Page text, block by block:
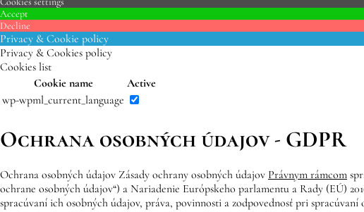
Accept
Decline
Privacy & Cookie policy
Privacy & Cookies policy
Cookies list
Cookie name
Active
wp-wpml_current_language
Ochrana osobných údajov - GDPR
Ochrana osobných údajov Zásady ochrany osobných údajov Právnym rámcom
ochrane osobných údajov“) a Nariadenie Európskeho parlamentu a Rady (EÚ)
spracúvaní ich osobných údajov, práva, povinnosti a zodpovednosť pri spracúvaní